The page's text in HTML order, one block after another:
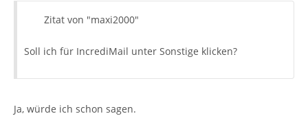
Zitat von "maxi2000"
Soll ich für IncrediMail unter Sonstige klicken?
Ja, würde ich schon sagen.